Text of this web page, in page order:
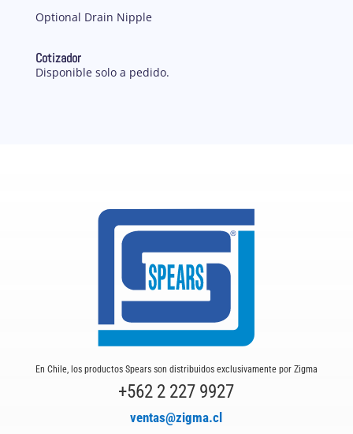
Optional Drain Nipple
Cotizador
Disponible solo a pedido.
En Chile, los productos Spears son distribuidos exclusivamente por Zigma
+562 2 227 9927
ventas@zigma.cl